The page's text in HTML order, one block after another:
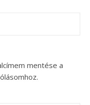
mentése a